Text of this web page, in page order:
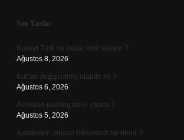
Sidebar
Son Yazılar
Kuveyt Türk ne kadar limit veriyor ?
Ağustos 8, 2026
Kur’an değiştirilmiş olabilir mi ?
Ağustos 6, 2026
Avokado peeling nasıl yapılır ?
Ağustos 5, 2026
ayetlerden oluşan bölümlere ne denir ?